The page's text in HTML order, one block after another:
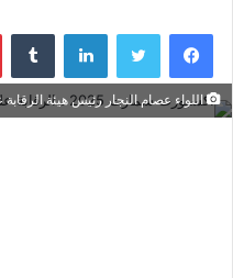
فيسبوك تويتر لينكدإن
اللواء عصام النجار رئيس هيئة